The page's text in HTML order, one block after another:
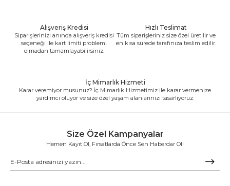
Alışveriş Kredisi
Siparişlerinizi anında alışveriş kredisi
seçeneği ile kart limiti problemi
olmadan tamamlayabilirsiniz.
Hızlı Teslimat
Tüm siparişleriniz size özel üretilir ve
en kısa sürede tarafınıza teslim edilir.
İç Mimarlık Hizmeti
Karar veremiyor musunuz? İç Mimarlık Hizmetimiz ile karar vermenize
yardımcı oluyor ve size özel yaşam alanlarınızı tasarlıyoruz.
Size Özel Kampanyalar
Hemen Kayıt Ol, Fırsatlarda Önce Sen Haberdar Ol!